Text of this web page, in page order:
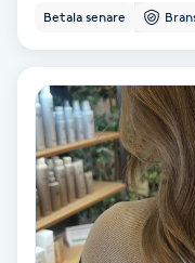
Sugaring
Svensk massage
Svettbehandling
Tuina-massage
Betala senare